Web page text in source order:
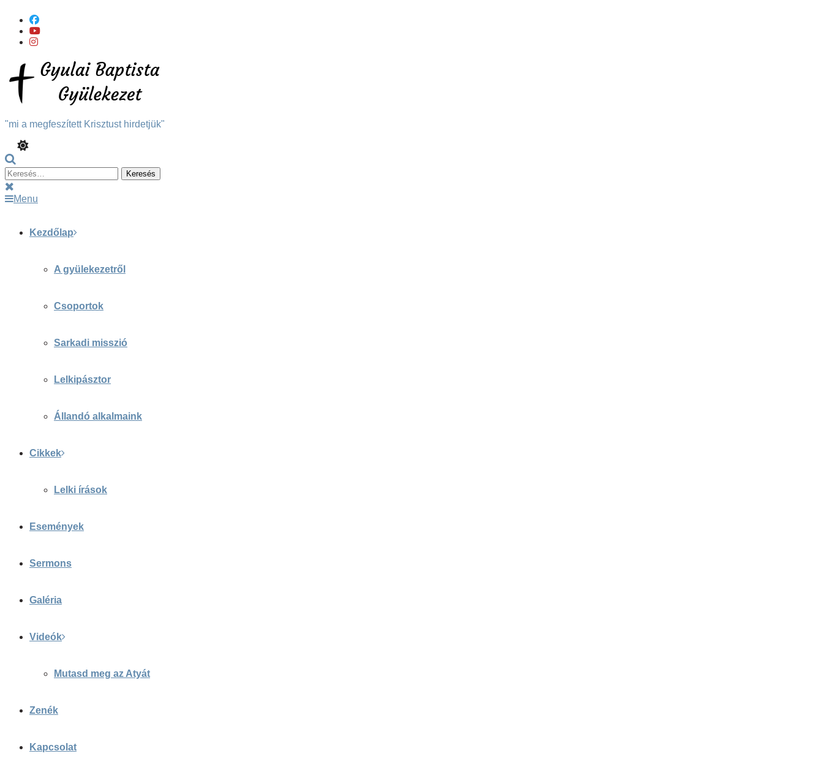
Content
"mi a megfeszített Krisztust hirdetjük"
Keresés:
Menu
Kezdőlap
A gyülekezetről
Csoportok
Sarkadi misszió
Lelkipásztor
Állandó alkalmaink
Cikkek
Lelki írások
Események
Sermons
Galéria
Videók
Mutasd meg az Atyát
Zenék
Kapcsolat